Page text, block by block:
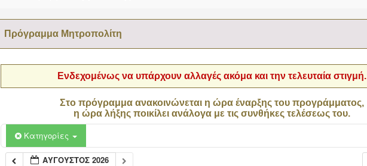
Πρόγραμμα Μητροπολίτη
Ενδεχομένως να υπάρχουν αλλαγές ακόμα και την τελευταία στιγμή.
Στο πρόγραμμα ανακοινώνεται η ώρα έναρξης του προγράμματος,
η ώρα λήξης ποικίλει ανάλογα με τις συνθήκες τελέσεως του.
Κατηγορίες
ΑΎΓΟΥΣΤΟΣ 2026